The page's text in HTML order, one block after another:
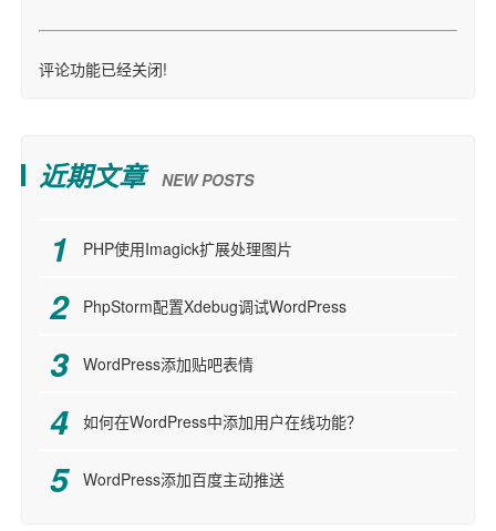
评论功能已经关闭!
近期文章 NEW POSTS
PHP使用Imagick扩展处理图片
PhpStorm配置Xdebug调试WordPress
WordPress添加贴吧表情
如何在WordPress中添加用户在线功能？
WordPress添加百度主动推送